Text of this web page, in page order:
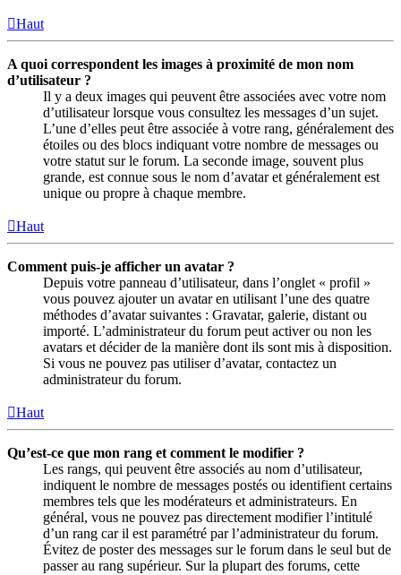
Haut
A quoi correspondent les images à proximité de mon nom
d’utilisateur ?
Il y a deux images qui peuvent être associées avec votre nom
d’utilisateur lorsque vous consultez les messages d’un sujet.
L’une d’elles peut être associée à votre rang, généralement des
étoiles ou des blocs indiquant votre nombre de messages ou
votre statut sur le forum. La seconde image, souvent plus
grande, est connue sous le nom d’avatar et généralement est
unique ou propre à chaque membre.
Haut
Comment puis-je afficher un avatar ?
Depuis votre panneau d’utilisateur, dans l’onglet « profil »
vous pouvez ajouter un avatar en utilisant l’une des quatre
méthodes d’avatar suivantes : Gravatar, galerie, distant ou
importé. L’administrateur du forum peut activer ou non les
avatars et décider de la manière dont ils sont mis à disposition.
Si vous ne pouvez pas utiliser d’avatar, contactez un
administrateur du forum.
Haut
Qu’est-ce que mon rang et comment le modifier ?
Les rangs, qui peuvent être associés au nom d’utilisateur,
indiquent le nombre de messages postés ou identifient certains
membres tels que les modérateurs et administrateurs. En
général, vous ne pouvez pas directement modifier l’intitulé
d’un rang car il est paramétré par l’administrateur du forum.
Évitez de poster des messages sur le forum dans le seul but de
passer au rang supérieur. Sur la plupart des forums, cette